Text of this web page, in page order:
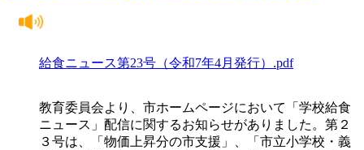
給食ニュース第23号（令和7年4月発行）.pdf
教育委員会より、市ホームページにおいて「学校給食
ニュース」配信に関するお知らせがありました。第２
３号は、「物価上昇分の市支援」、「市立小学校・義